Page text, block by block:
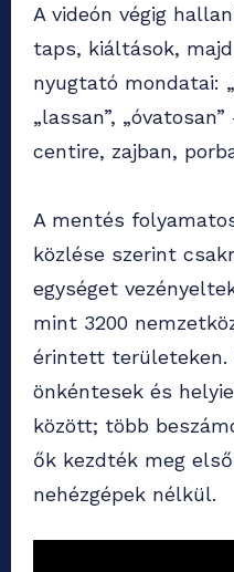
A videón végig
taps, kiáltások,
nyugtató mondatai:
„lassan”,
centire, zajban,
A mentés
közlése szerint
egységet
mint 3200
érintett területeken.
önkéntesek és
között; több
ők kezdték meg
nehézgépek nélkül.